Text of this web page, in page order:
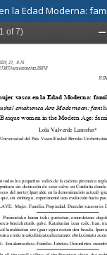
la Edad Moderna: